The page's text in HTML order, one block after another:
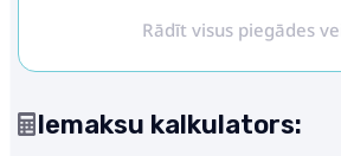
Rādīt visus piegādes
Iemaksu kalkulators: